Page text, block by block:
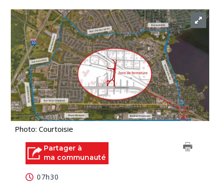
Photo: Courtoisie
Partager à
ma communauté
07h30